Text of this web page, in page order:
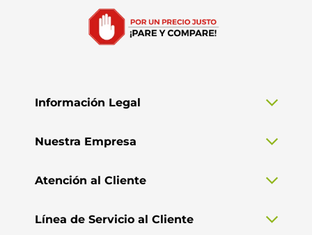
Información Legal
Nuestra Empresa
Atención al Cliente
Línea de Servicio al Cliente